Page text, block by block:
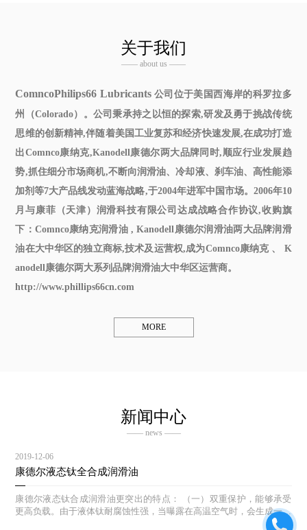
关于我们
—— about us ——
ComncoPhilips66 Lubricants公司位于美国西海岸的科罗拉多
州（Colorado）。公司秉承持之以恒的探索,研发及勇于挑战传统
思维的创新精神,伴随着美国工业复苏和经济快速发展,在成功打造
出Comnco康纳克,Kanodell康德尔两大品牌同时,顺应行业发展趋
势,抓住细分市场商机,不断向润滑油、冷却液、刹车油、高性能添
加剂等7大产品线发动蓝海战略,于2004年进军中国市场。2006年10
月与康菲（天津）润滑科技有限公司达成战略合作协议,收购旗
下：Comnco康纳克润滑油, Kanodell康德尔润滑油两大品牌润滑
油在大中华区的独立商标,技术及运营权,成为Comnco康纳克 、 K
anodell康德尔两大系列品牌润滑油大中华区运营商。
http://www.phillips66cn.com
MORE
新闻中心
—— news ——
2019-12-06
康德尔液态钛全合成润滑油
康德尔液态钛合成润滑油更突出的特点： （一）双重保护，能够承受
更高负载。由于液体钛耐腐蚀性强，当曝露在高温空气时，会生成一层
钝氧化物保护膜，因此当发动机在高压,高速的运行状态时,康德尔液体